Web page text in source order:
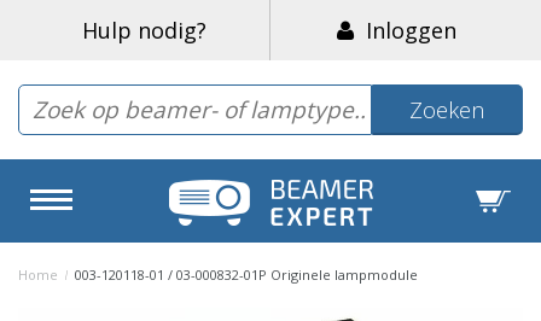
Hulp nodig? Inloggen
Zoeken
Home / 003-120118-01 / 03-000832-01P Originele lampmodule